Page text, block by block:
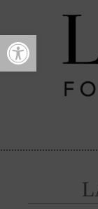
Open toolbar